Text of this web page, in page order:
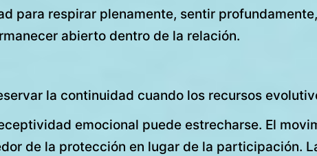
para respirar plenamente, sentir
abierto dentro de la relación.
la continuidad cuando los recursos
emocional puede estrecharse. El
de la protección en lugar de la participación.